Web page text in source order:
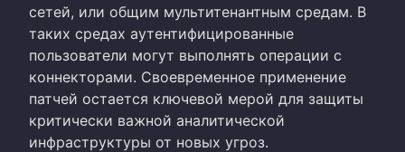
сетей, или общим мультитенантным средам. В
таких средах аутентифицированные
пользователи могут выполнять операции с
коннекторами. Своевременное применение
патчей остается ключевой мерой для защиты
критически важной аналитической
инфраструктуры от новых угроз.